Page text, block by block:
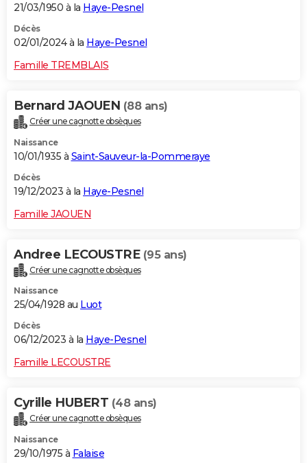
21/03/1950 à la Haye-Pesnel
Décès
02/01/2024 à la Haye-Pesnel
Famille TREMBLAIS
Bernard JAOUEN (88 ans)
Créer une cagnotte obsèques
Naissance
10/01/1935 à Saint-Sauveur-la-Pommeraye
Décès
19/12/2023 à la Haye-Pesnel
Famille JAOUEN
Andree LECOUSTRE (95 ans)
Créer une cagnotte obsèques
Naissance
25/04/1928 au Luot
Décès
06/12/2023 à la Haye-Pesnel
Famille LECOUSTRE
Cyrille HUBERT (48 ans)
Créer une cagnotte obsèques
Naissance
29/10/1975 à Falaise